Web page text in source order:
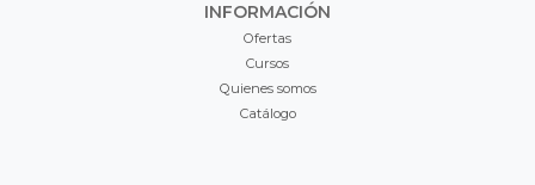
INFORMACIÓN
Ofertas
Cursos
Quienes somos
Catálogo